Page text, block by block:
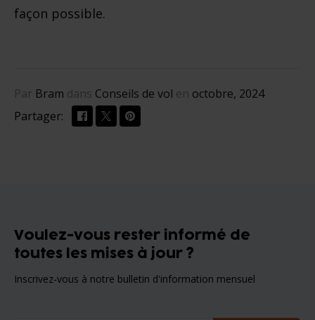
façon possible.
Par Bram dans Conseils de vol en octobre, 2024
Partager:
Voulez-vous rester informé de
toutes les mises à jour ?
Inscrivez-vous à notre bulletin d'information mensuel